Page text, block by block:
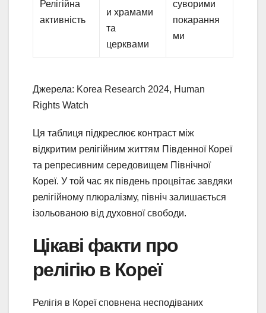
Релігійна
активність
и храмами
та
церквами
суворими
покарання
ми
Джерела: Korea Research 2024, Human
Rights Watch
Ця таблиця підкреслює контраст між
відкритим релігійним життям Південної Кореї
та репресивним середовищем Північної
Кореї. У той час як південь процвітає завдяки
релігійному плюралізму, північ залишається
ізольованою від духовної свободи.
Цікаві факти про
релігію в Кореї
Релігія в Кореї сповнена несподіваних